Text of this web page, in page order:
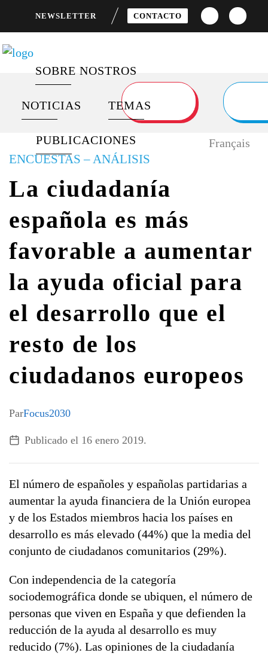
NEWSLETTER CONTACTO
SOBRE NOSTROS
SOBRE NOSOTROS
PROGRAMAS
EMBLEMÁTICOS
SOCIOS
NOTICIAS
ÚLTIMAS PUBLICACIONES
FEED DE NOTICIAS
TEMAS
FINANCIACIÓN PARA EL
DESARROLLO
IGUALDAD DE GÉNERO
SALUD GLOBAL
OBJETIVOS DE
G7 / G20
TODOS LOS TEMAS
PUBLICACIONES
MOVILIZACIÓN Y
COMPROMISO CIUDADANO
VÍDEOS
ENCUESTAS
ENCUESTAS – ANÁLISIS
Français
La ciudadanía
española es más
favorable a aumentar
la ayuda oficial para
el desarrollo que el
resto de los
ciudadanos europeos
ParFocus2030
Publicado el 16 enero 2019.
El número de españoles y españolas partidarias a
aumentar la ayuda financiera de la Unión europea
y de los Estados miembros hacia los países en
desarrollo es más elevado (44%) que la media del
conjunto de ciudadanos comunitarios (29%).
Con independencia de la categoría
sociodemográfica donde se ubiquen, el número de
personas que viven en España y que defienden la
reducción de la ayuda al desarrollo es muy
reducido (7%). Las opiniones de la ciudadanía